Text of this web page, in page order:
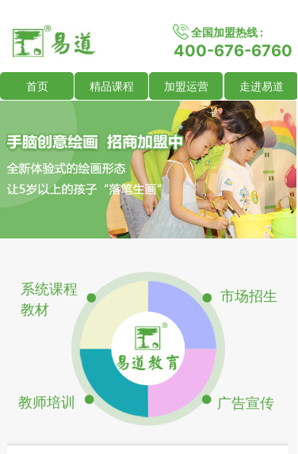
全国加盟热线 :
400-676-6760
首页 精品课程 加盟运营 走进易道
系统课程
教材
教师培训 广告宣传
市场招生